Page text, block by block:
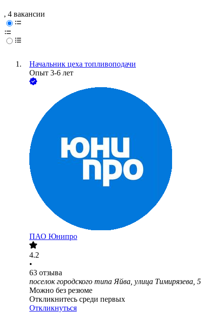
, 4 вакансии
Начальник цеха топливоподачи
Опыт 3-6 лет
ПАО Юнипро
4.2
•
63 отзыва
поселок городского типа Яйва, улица Тимирязева, 5
Можно без резюме
Откликнитесь среди первых
Откликнуться